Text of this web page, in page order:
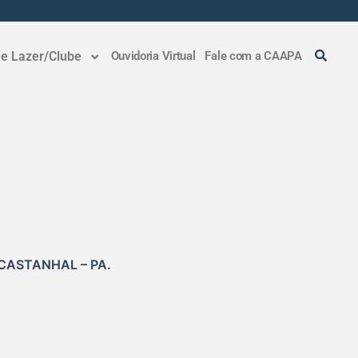
Lazer/Clube Ouvidoria Virtual Fale com a CAAPA
– PA.